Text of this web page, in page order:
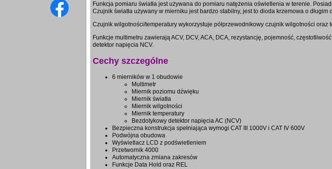
Funkcja pomiaru światła jest używana do pomiaru natężenia oświetlenia w terenie.
Czujnik światła używany w mierniku jest bardzo stabilny, jest to dioda krzemowa o długim
Czujnik wilgotności/temperatury wykorzystuje półprzewodnikowy czujnik wilgotności oraz
Funkcje multimetru zawierają ACV, DCV, ACA, DCA, rezystancję, pojemność,
detektor napięcia NCV.
Cechy szczególne
6 mierników w 1 obudowie
Multimetr
Miernik poziomu dźwięku
Miernik światła
Miernik wilgotności
Miernik temperatury
Bezdotykowy detektor napięcia AC (NCV)
Bezpieczna konstrukcja spełniająca wymogi CAT III 1000V i CAT IV 600V
Podwójna obudowa
Wyświetlacz LCD z podświetleniem
Przetwornik 4000
Automatyczna zmiana zakresów
Funkcje Data Hold oraz REL